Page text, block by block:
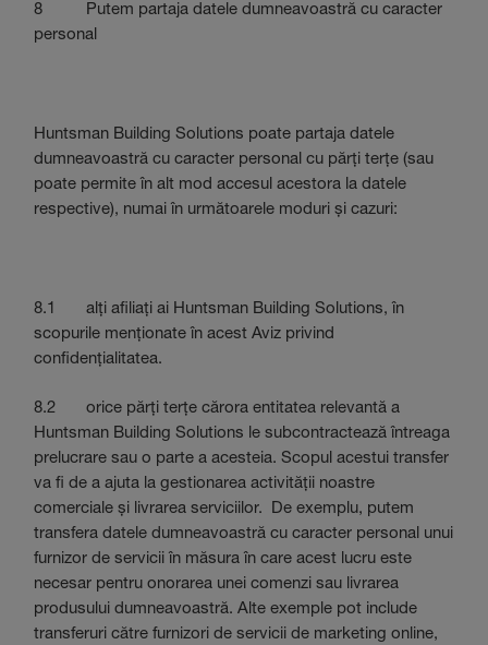
8 Putem partaja datele dumneavoastră cu caracter
personal
Huntsman Building Solutions poate partaja datele
dumneavoastră cu caracter personal cu părți terțe (sau
poate permite în alt mod accesul acestora la datele
respective), numai în următoarele moduri și cazuri:
8.1 alți afiliați ai Huntsman Building Solutions, în
scopurile menționate în acest Aviz privind
confidențialitatea.
8.2 orice părți terțe cărora entitatea relevantă a
Huntsman Building Solutions le subcontractează întreaga
prelucrare sau o parte a acesteia. Scopul acestui transfer
va fi de a ajuta la gestionarea activității noastre
comerciale și livrarea serviciilor. De exemplu, putem
transfera datele dumneavoastră cu caracter personal unui
furnizor de servicii în măsura în care acest lucru este
necesar pentru onorarea unei comenzi sau livrarea
produsului dumneavoastră. Alte exemple pot include
transferuri către furnizori de servicii de marketing online,